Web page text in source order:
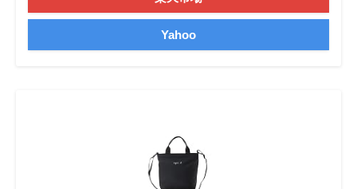
Yahoo